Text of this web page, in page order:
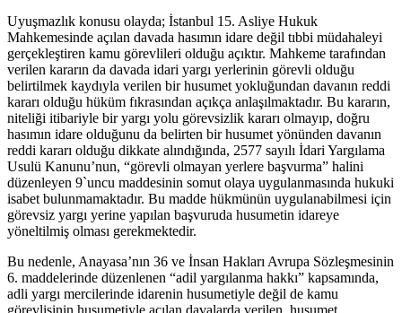
Uyuşmazlık konusu olayda; İstanbul 15. Asliye Hukuk
Mahkemesinde açılan davada hasımın idare değil tıbbi müdahaleyi
gerçekleştiren kamu görevlileri olduğu açıktır. Mahkeme tarafından
verilen kararın da davada idari yargı yerlerinin görevli olduğu
belirtilmek kaydıyla verilen bir husumet yokluğundan davanın reddi
kararı olduğu hüküm fıkrasından açıkça anlaşılmaktadır. Bu kararın,
niteliği itibariyle bir yargı yolu görevsizlik kararı olmayıp, doğru
hasımın idare olduğunu da belirten bir husumet yönünden davanın
reddi kararı olduğu dikkate alındığında, 2577 sayılı İdari Yargılama
Usulü Kanunu’nun, “görevli olmayan yerlere başvurma” halini
düzenleyen 9`uncu maddesinin somut olaya uygulanmasında hukuki
isabet bulunmamaktadır. Bu madde hükmünün uygulanabilmesi için
görevsiz yargı yerine yapılan başvuruda husumetin idareye
yöneltilmiş olması gerekmektedir.
Bu nedenle, Anayasa’nın 36 ve İnsan Hakları Avrupa Sözleşmesinin
6. maddelerinde düzenlenen “adil yargılanma hakkı” kapsamında,
adli yargı mercilerinde idarenin husumetiyle değil de kamu